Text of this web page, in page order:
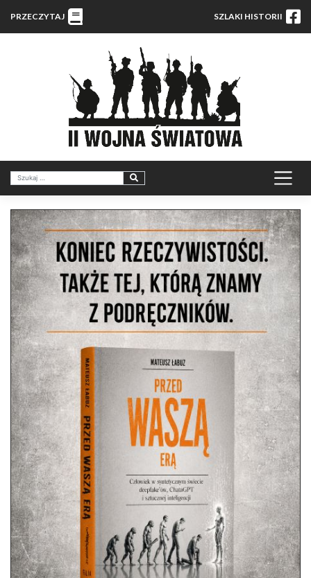
PRZECZYTAJ SZLAKI HISTORII